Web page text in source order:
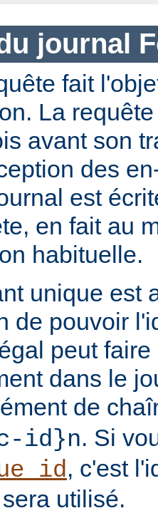
journal
fait
La
avant son
des
est
en fait au
habituelle.
unique est
de pouvoir
peut
dans le
de
id}n. Si
, c'est
utilisé.